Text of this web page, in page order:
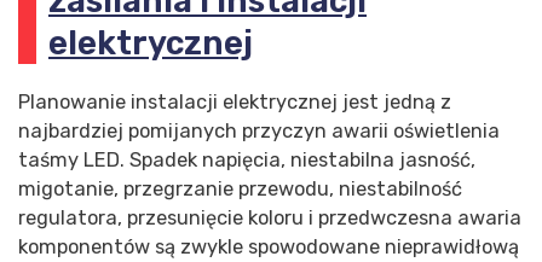
elektrycznej
Planowanie instalacji elektrycznej jest jedną z
najbardziej pomijanych przyczyn awarii oświetlenia
taśmy LED. Spadek napięcia, niestabilna jasność,
migotanie, przegrzanie przewodu, niestabilność
regulatora, przesunięcie koloru i przedwczesna awaria
komponentów są zwykle spowodowane nieprawidłową